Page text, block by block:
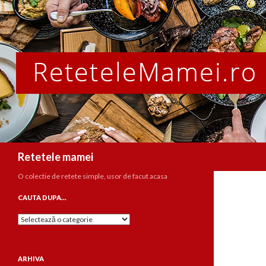
Retetele mamei
O colectie de retete simple, usor de facut acasa
CAUTA DUPA…
Cauta
ARHIVA